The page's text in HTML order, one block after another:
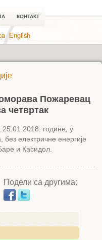
КОНТАКТ
English
Пожаревац
четвртак
године, у
електричне енергије
и Касидол.
Подели са другима: